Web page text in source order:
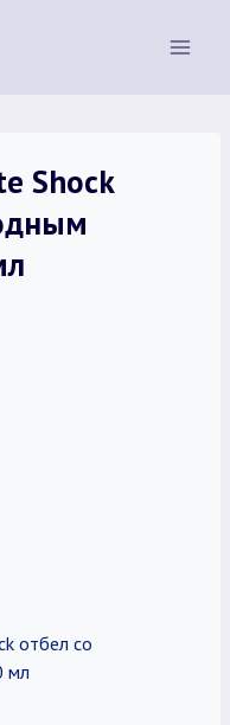
Shock
отбел со
мл